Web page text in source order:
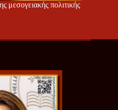
μεσογειακής πολιτικής